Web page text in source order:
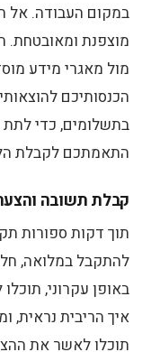
במקום העבודה. אל
מוצפנת
מול מאגרי מידע
הכנסותיכם
בתשלומים, כדי
התאמתכם לקבלת
קבלת תשובה
תוך דקות ספורות
להתקבל במלואה,
באופן עקרוני,
איך הריבית נראית,
תוכלו לאשר את